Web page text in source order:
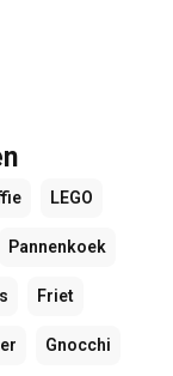
LEGO
Pannenkoek
Friet
Gnocchi